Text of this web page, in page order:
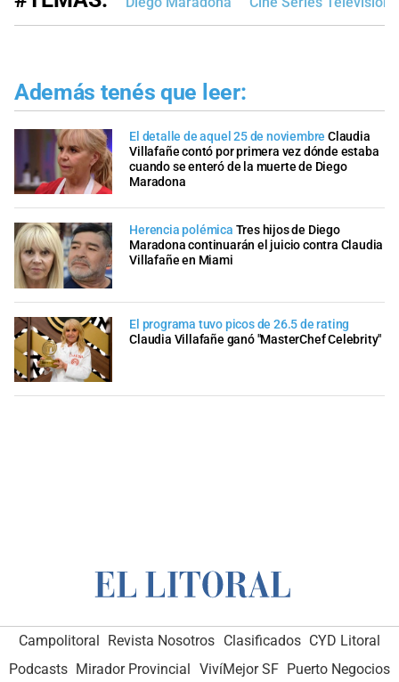
Además tenés que leer:
El detalle de aquel 25 de noviembre Claudia
Villafañe contó por primera vez dónde estaba
cuando se enteró de la muerte de Diego
Maradona
Herencia polémica Tres hijos de Diego
Maradona continuarán el juicio contra Claudia
Villafañe en Miami
El programa tuvo picos de 26.5 de rating
Claudia Villafañe ganó "MasterChef Celebrity"
Campolitoral Revista Nosotros Clasificados CYD Litoral
Podcasts Mirador Provincial VivíMejor SF Puerto Negocios